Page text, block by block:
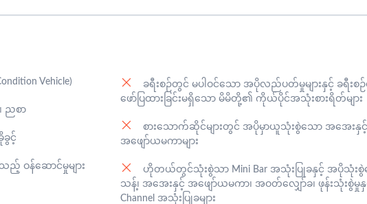
Check – out ပြုလုပ်ပါမယ်။ မြရတနာဆုတောင်းပြည့်ပုထိုးတော်ကြီး၊ မဒေးတောင်ပ
ြို့က အထင်ကရ အံတော်၊ ဆံတော်၊ နံတော်ဘုရားသုံးဆူတို့ကိုလည်း သွားရောက်ဖူးမြှော်ပါ
ပါမယ်။ ရန်ကုန်မြို့ သို့ ညဦးပိုင်းတွင် အဆင်ပြေချောမွေ့စွာ ပြန်လည်ရောက်ပြီးနောက် ပ
Vehicle)
ညစာ
င့်
ည့် ဝန်ဆောင်မှုများ
ခရီးစဉ်တွင် မပါဝင်သော အပိုလည်ပတ်မှုများနှင့် ခရီးစ
ဖော်ပြထားခြင်းမရှိသော မိမိတို့၏ ကိုယ်ပိုင်အသုံးစားရိတ်များ
စားသောက်ဆိုင်များတွင် အပိုမှာယူသုံးစွဲသော အအေးနှင့်
အဖျော်ယမကာများ
ဟိုတယ်တွင်သုံးစွဲသာ Mini Bar အသုံးပြုခနှင့် အပိုသုံးစွဲ
သန့်၊ အအေးနှင့် အဖျော်ယမကာ၊ အဝတ်လျှော်ခ၊ ဖုန်းသုံးစွဲမှုနှ
Channel အသုံးပြုခများ